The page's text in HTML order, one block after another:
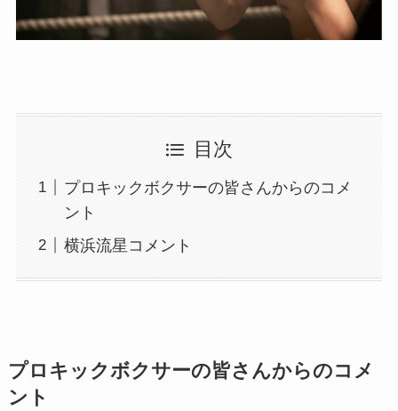
目次
プロキックボクサーの皆さんからのコメ
ント
横浜流星コメント
プロキックボクサーの皆さんからのコメ
ント